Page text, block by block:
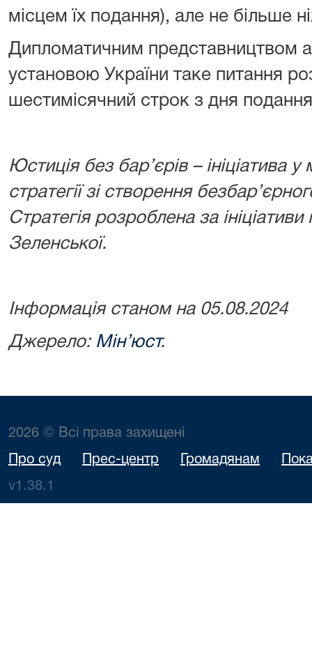
місцем їх подання), але не більше
Дипломатичним представництвом
установою України таке питання
шестимісячний строк з дня
Юстиція без бар’єрів – ініціатива
стратегії зі створення
Стратегія розроблена за
Зеленської.
Інформація станом на 05.08.2024
Джерело: Мін’юст.
2026 © Всі права захищені
Про суд Прес-центр Громадянам
v1.38.1